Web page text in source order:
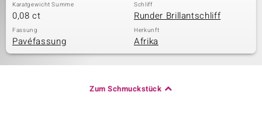
Karatgewicht Summe
0,08 ct
Schliff
Runder Brillantschliff
Fassung
Pavéfassung
Herkunft
Afrika
Zum Schmuckstück